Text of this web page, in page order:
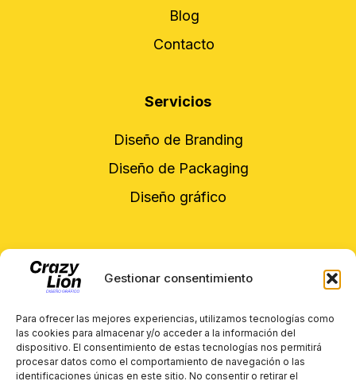
Gestionar consentimiento
Para ofrecer las mejores experiencias, utilizamos tecnologías como
las cookies para almacenar y/o acceder a la información del
dispositivo. El consentimiento de estas tecnologías nos permitirá
procesar datos como el comportamiento de navegación o las
identificaciones únicas en este sitio. No consentir o retirar el
Blog
Contacto
Servicios
Diseño de Branding
Diseño de Packaging
Diseño gráfico
Contacto
hola@crazylionestudio.es